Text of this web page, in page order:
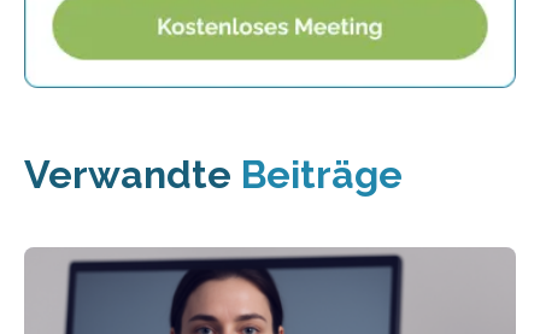
Verwandte Beiträge